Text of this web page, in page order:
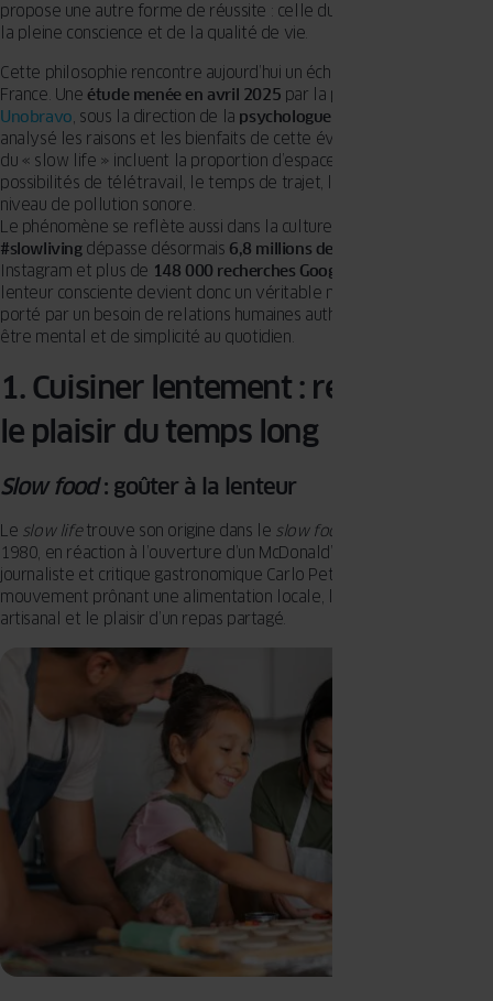
propose une autre forme de réussite : celle du bien-être durable, de
la pleine conscience et de la qualité de vie.
Cette philosophie rencontre aujourd’hui un écho grandissant en
France. Une étude menée en avril 2025 par la plateforme
Unobravo, sous la direction de la psychologue Fiorenza Perris
analysé les raisons et les bienfaits de cette évolution. Les critères
du « slow life » incluent la proportion d’espaces verts, les
possibilités de télétravail, le temps de trajet, l’ensoleillement et le
niveau de pollution sonore.
Le phénomène se reflète aussi dans la culture populaire : le hashtag
#slowlivingdépasse désormais 6,8 millions de publications
Instagram et plus de 148 000 recherches Google
lenteur consciente devient donc un véritable mouvement social,
porté par un besoin de relations humaines authentiques, de bien-
être mental et de simplicité au quotidien.
1. Cuisiner lentement : redécouvrir
le plaisir du temps long
Slow food: goûter à la lenteur
Le slow lifetrouve son origine dans le slow food
1980, en réaction à l’ouverture d’un McDonald’s à Rome, le
journaliste et critique gastronomique Carlo Petrini a lancé un
mouvement prônant une alimentation locale, le savoir-faire
artisanal et le plaisir d’un repas partagé.